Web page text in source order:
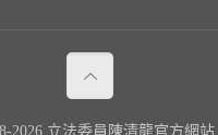
2026 立法委員陳清龍官方網站.